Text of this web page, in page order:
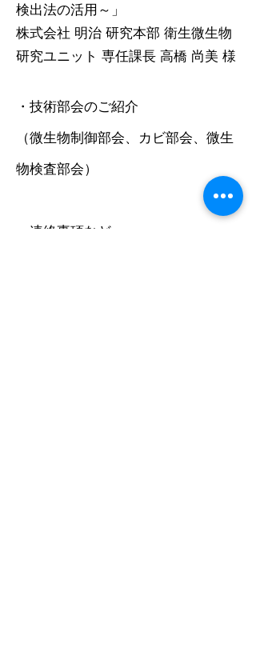
検出法の活用～」
株式会社 明治 研究本部 衛生微生物
研究ユニット 専任課長 高橋 尚美 様
・技術部会のご紹介
（微生物制御部会、カビ部会、微生
物検査部会）
・連絡事項など